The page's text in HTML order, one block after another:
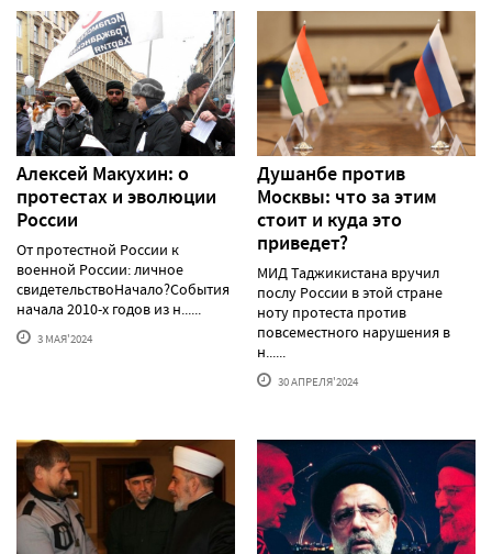
Алексей Макуxин: о
протестаx и эволюции
России
От протестной России к
военной России: личное
свидетельствоНачало?События
начала 2010-х годов из н......
3 МАЯ'2024
Душанбе против
Москвы: что за этим
стоит и куда это
приведет?
МИД Таджикистана вручил
послу России в этой стране
ноту протеста против
повсеместного нарушения в
н......
30 АПРЕЛЯ'2024